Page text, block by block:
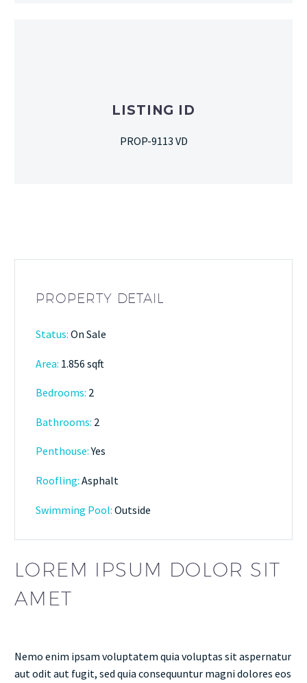
LISTING ID
PROP-9113 VD
PROPERTY DETAIL
Status: On Sale
Area: 1.856 sqft
Bedrooms: 2
Bathrooms: 2
Penthouse:Yes
Roofling: Asphalt
Swimming Pool: Outside
LOREM IPSUM DOLOR SIT
AMET
Nemo enim ipsam voluptatem quia voluptas sit aspernatur
aut odit aut fugit, sed quia consequuntur magni dolores eos